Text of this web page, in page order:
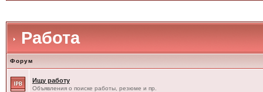
Работа
Форум
Ищу работу
Объявления о поиске работы, резюме и пр.